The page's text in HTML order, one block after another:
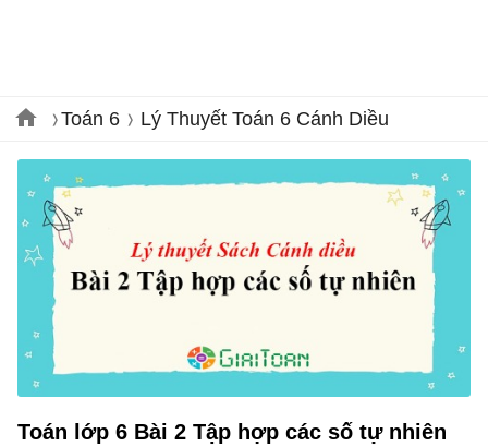
Toán 6 Lý Thuyết Toán 6 Cánh Diều
Toán lớp 6 Bài 2 Tập hợp các số tự nhiên